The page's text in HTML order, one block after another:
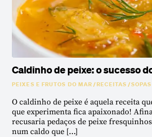
Caldinho de peixe: o sucesso
PEIXES E FRUTOS DO MAR/RECEITAS/
O caldinho de peixe é aquela receita
que experimenta fica apaixonado!
recusaria pedaços de peixe
num caldo que […]